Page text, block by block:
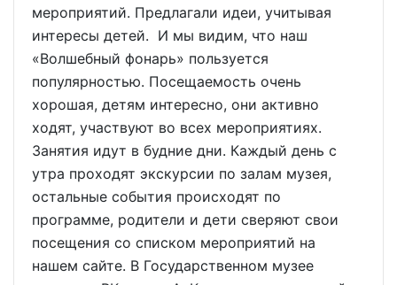
мероприятий. Предлагали идеи, учитывая
интересы детей. И мы видим, что наш
«Волшебный фонарь» пользуется
популярностью. Посещаемость очень
хорошая, детям интересно, они активно
ходят, участвуют во всех мероприятиях.
Занятия идут в будние дни. Каждый день с
утра проходят экскурсии по залам музея,
остальные события происходят по
программе, родители и дети сверяют свои
посещения со списком мероприятий на
нашем сайте. В Государственном музее